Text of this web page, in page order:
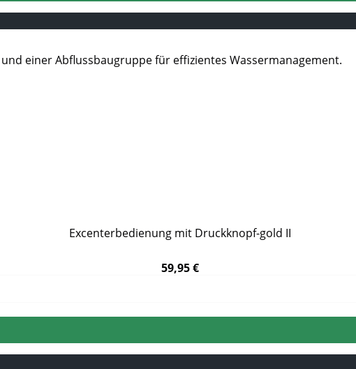
Excenterbedienung mit Druckknopf-gold II
59,95 €